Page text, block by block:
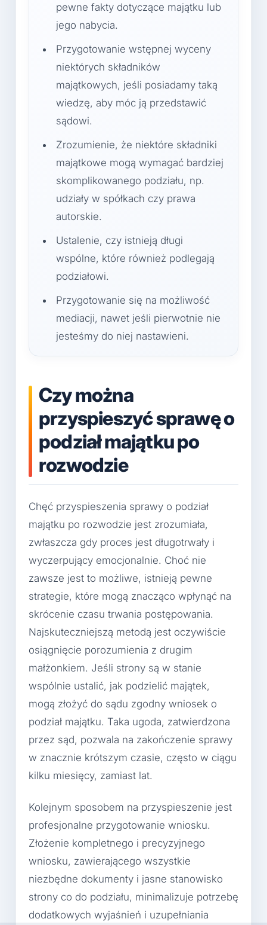
pewne fakty dotyczące majątku lub
jego nabycia.
Przygotowanie wstępnej wyceny
niektórych składników
majątkowych, jeśli posiadamy taką
wiedzę, aby móc ją przedstawić
sądowi.
Zrozumienie, że niektóre składniki
majątkowe mogą wymagać bardziej
skomplikowanego podziału, np.
udziały w spółkach czy prawa
autorskie.
Ustalenie, czy istnieją długi
wspólne, które również podlegają
podziałowi.
Przygotowanie się na możliwość
mediacji, nawet jeśli pierwotnie nie
jesteśmy do niej nastawieni.
Czy można
przyspieszyć sprawę o
podział majątku po
rozwodzie
Chęć przyspieszenia sprawy o podział
majątku po rozwodzie jest zrozumiała,
zwłaszcza gdy proces jest długotrwały i
wyczerpujący emocjonalnie. Choć nie
zawsze jest to możliwe, istnieją pewne
strategie, które mogą znacząco wpłynąć na
skrócenie czasu trwania postępowania.
Najskuteczniejszą metodą jest oczywiście
osiągnięcie porozumienia z drugim
małżonkiem. Jeśli strony są w stanie
wspólnie ustalić, jak podzielić majątek,
mogą złożyć do sądu zgodny wniosek o
podział majątku. Taka ugoda, zatwierdzona
przez sąd, pozwala na zakończenie sprawy
w znacznie krótszym czasie, często w ciągu
kilku miesięcy, zamiast lat.
Kolejnym sposobem na przyspieszenie jest
profesjonalne przygotowanie wniosku.
Złożenie kompletnego i precyzyjnego
wniosku, zawierającego wszystkie
niezbędne dokumenty i jasne stanowisko
strony co do podziału, minimalizuje potrzebę
dodatkowych wyjaśnień i uzupełniania